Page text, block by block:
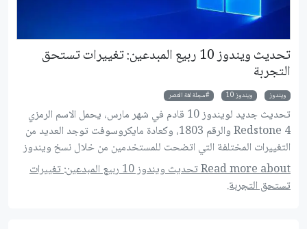
تحديث ويندوز 10 ربيع المبدعين: تغييرات تستحق
التجربة
ويندوز ويندوز 10 مجلة لغة العصر
تحديث جديد لويندوز 10 قادم في شهر مارس، يحمل الاسم الرمزي
Redstone 4 والرقم 1803، وكعادة مايكروسوفت توجد العديد من
التغييرات المختلفة التي اتضحت للمستخدمين من خلال نسخ ويندوز
Insider المتوفرة للتجربة، دعونا نتعرف على التغييرات الجديد في
هذا التحديث.
Read more about تحديث ويندوز 10 ربيع المبدعين: تغييرات
تستحق التجربة.